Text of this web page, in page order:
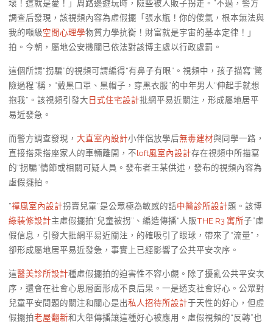
壞！這就是愛！」周路邊遊玩時，險些被人販子拐走。”不過，警方
調查后發現，該視頻內容為虛假擺「張水瓶！你的傻氣，根本無法與
我的噸級空間心理學物質力學抗衡！財富就是宇宙的基本定律！」
拍。今朝，屬地公安機關已依法對該博主處以行政處罰。
這個所謂“拐騙”的視頻可謂編得“有鼻子有眼”。視頻中，孩子描寫“驚
險過程”稱，“戴黑口罩、黑帽子，穿黑衣服”的中年男人“伸起手就想
抱我”。該視頻引發大 日式住宅設計批網平易近關注，形成屬地居平
易近發急。
而警方調查發現， 大直室內設計小伴侶放學后無毒建材與同學一路，
直接搭乘搭座家人的車輛離開，不loft風室內設計存在視頻中所描寫
的“拐騙”情節或相關可疑人員。發布者王某供述，發布的視頻內容為
虛假擺拍。
“禪風室內設計拐賣兒童”是公眾極為敏感的話中醫診所設計題。該博
綠裝修設計主虛假擺拍“兒童被拐”、編造傳播“人販THE R3 寓所子”虛
假信息，引發大批網平易近關注，的確吸引了眼球，帶來了“流量”，
卻形成屬地居平易近發急，事實上已經影響了公共平安次序。
這醫美診所設計種虛假擺拍的迫害性不容小覷。除了擾亂公共平安次
序，還會在社會心思層面形成不良后果。一是透支社會好心。公眾對
兒童平安問題的關注和關心是出私人招待所設計于天性的好心，但虛
假擺拍老屋翻新和大舉傳播讓這種好心被應用。虛假視頻的“反轉”也